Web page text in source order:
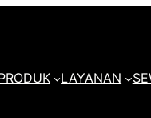
LAYANAN